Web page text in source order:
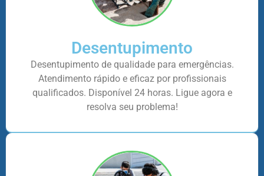
Desentupimento
Desentupimento de qualidade para emergências.
Atendimento rápido e eficaz por profissionais
qualificados. Disponível 24 horas. Ligue agora e
resolva seu problema!